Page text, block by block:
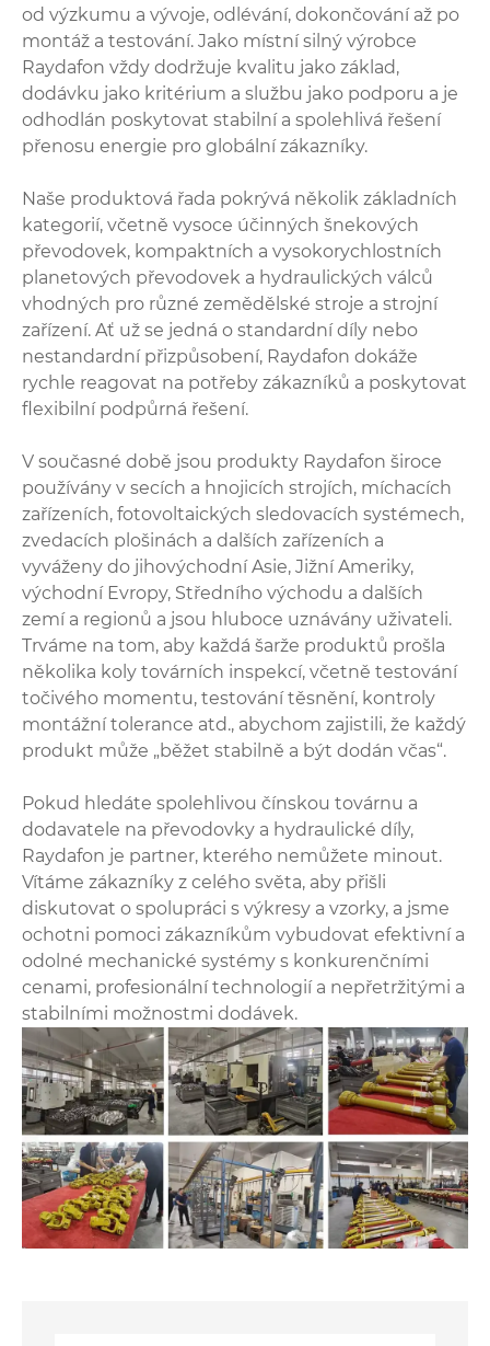
od výzkumu a vývoje, odlévání, dokončování až po
montáž a testování. Jako místní silný výrobce
Raydafon vždy dodržuje kvalitu jako základ,
dodávku jako kritérium a službu jako podporu a je
odhodlán poskytovat stabilní a spolehlivá řešení
přenosu energie pro globální zákazníky.
Naše produktová řada pokrývá několik základních
kategorií, včetně vysoce účinných šnekových
převodovek, kompaktních a vysokorychlostních
planetových převodovek a hydraulických válců
vhodných pro různé zemědělské stroje a strojní
zařízení. Ať už se jedná o standardní díly nebo
nestandardní přizpůsobení, Raydafon dokáže
rychle reagovat na potřeby zákazníků a poskytovat
flexibilní podpůrná řešení.
V současné době jsou produkty Raydafon široce
používány v secích a hnojicích strojích, míchacích
zařízeních, fotovoltaických sledovacích systémech,
zvedacích plošinách a dalších zařízeních a
vyváženy do jihovýchodní Asie, Jižní Ameriky,
východní Evropy, Středního východu a dalších
zemí a regionů a jsou hluboce uznávány uživateli.
Trváme na tom, aby každá šarže produktů prošla
několika koly továrních inspekcí, včetně testování
točivého momentu, testování těsnění, kontroly
montážní tolerance atd., abychom zajistili, že každý
produkt může „běžet stabilně a být dodán včas“.
Pokud hledáte spolehlivou čínskou továrnu a
dodavatele na převodovky a hydraulické díly,
Raydafon je partner, kterého nemůžete minout.
Vítáme zákazníky z celého světa, aby přišli
diskutovat o spolupráci s výkresy a vzorky, a jsme
ochotni pomoci zákazníkům vybudovat efektivní a
odolné mechanické systémy s konkurenčními
cenami, profesionální technologií a nepřetržitými a
stabilními možnostmi dodávek.